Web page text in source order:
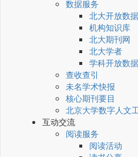
数据服务
北大开放数据
机构知识库
北大期刊网
北大学者
学科开放数
查收查引
未名学术快报
核心期刊要目
北京大学数字人文
互动交流
阅读服务
阅读活动